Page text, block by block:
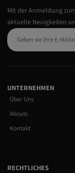
Mit der Anmeldung
aktuelle Neuigkeiten
UNTERNEHMEN
Über Uns
Abouts
Kontakt
RECHTLICHES